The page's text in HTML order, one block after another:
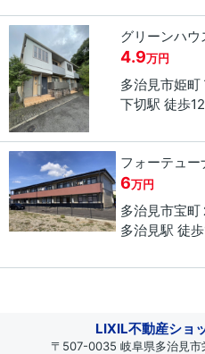
グリーンハ
4.9万円
多治見市姫町
下切駅 徒歩
フォーテュー
6万円
多治見市宝町
多治見駅 徒
LIXIL不動産ショ
〒507-0035 岐阜県多治見